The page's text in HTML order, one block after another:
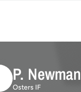
P. Newman
Osters IF